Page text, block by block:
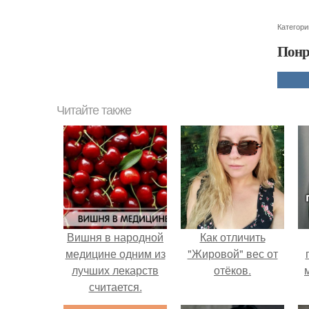
Читайте также
Вишня в народной
медицине одним из
лучших лекарств
считается.
Как отличить
"Жировой" вес от
отёков.